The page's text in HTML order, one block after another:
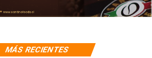
MÁS RECIENTES